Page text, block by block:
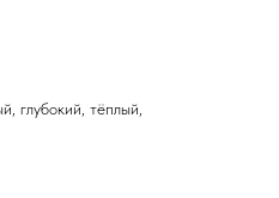
глубокий, тёплый,